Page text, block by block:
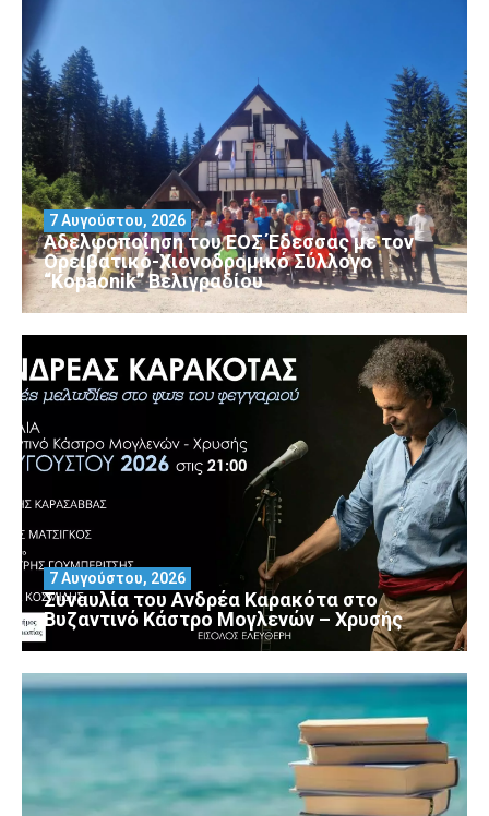
Αδελφοποίηση του ΕΟΣ Έδεσσας με τον
Ορειβατικό-Χιονοδρομικό Σύλλογο
“Kopaonik” Βελιγραδίου
7 Αυγούστου, 2026
Συναυλία του Ανδρέα Καρακότα στο
Βυζαντινό Κάστρο Μογλενών – Χρυσής
7 Αυγούστου, 2026